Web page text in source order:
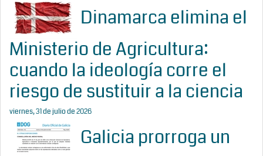
Dinamarca elimina el
Ministerio de Agricultura:
cuando la ideología corre el
riesgo de sustituir a la ciencia
viernes, 31 de julio de 2026
Galicia prorroga un